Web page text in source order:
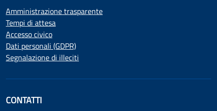
Amministrazione trasparente
Tempi di attesa
Accesso civico
Dati personali (GDPR)
Segnalazione di illeciti
CONTATTI